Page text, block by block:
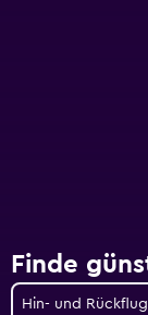
Finde
Hin- und Rückflug